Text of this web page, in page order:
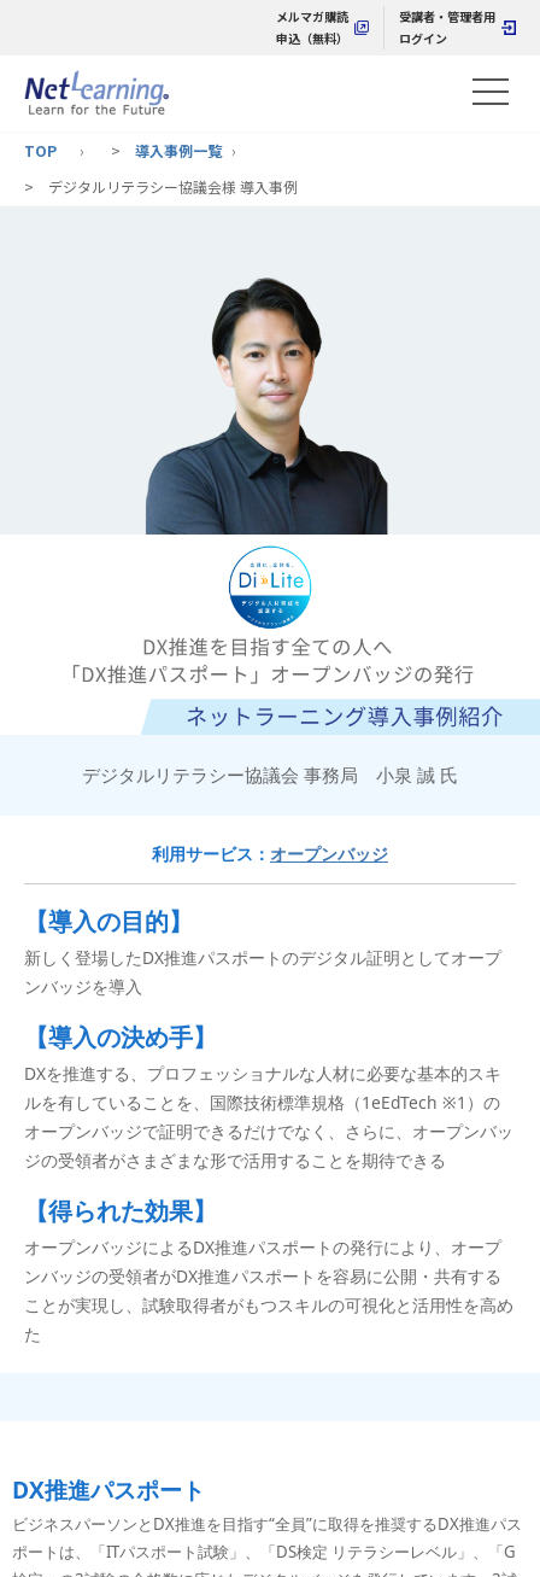
メルマガ購読
申込（無料）
受講者・管理者用
ログイン
TOP >導入事例一覧
> デジタルリテラシー協議会様 導入事例
デジタルリテラシー協議会 事務局 小泉 誠 氏
利用サービス： オープンバッジ
【導入の目的】
新しく登場したDX推進パスポートのデジタル証明としてオープ
ンバッジを導入
【導入の決め手】
DXを推進する、プロフェッショナルな人材に必要な基本的スキ
ルを有していることを、国際技術標準規格（1eEdTech ※1）の
オープンバッジで証明できるだけでなく、さらに、オープンバッ
ジの受領者がさまざまな形で活用することを期待できる
【得られた効果】
オープンバッジによるDX推進パスポートの発行により、オープ
ンバッジの受領者がDX推進パスポートを容易に公開・共有する
ことが実現し、試験取得者がもつスキルの可視化と活用性を高め
た
DX推進パスポート
ビジネスパーソンとDX推進を目指す“全員”に取得を推奨するDX推進パス
ポートは、「ITパスポート試験」、「DS検定 リテラシーレベル」、「G